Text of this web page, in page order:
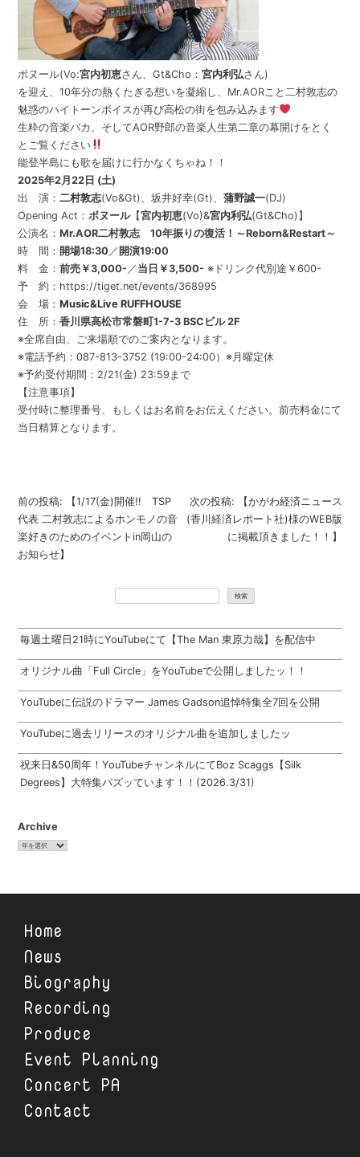
ボヌール(Vo:宮内初恵さん、Gt&Cho：宮内利弘さん)
を迎え、10年分の熱くたぎる想いを凝縮し、Mr.AORこと二村敦志の
魅惑のハイトーンボイスが再び高松の街を包み込みます
生粋の音楽バカ、そしてAOR野郎の音楽人生第二章の幕開けをとく
とご覧ください
能登半島にも歌を届けに行かなくちゃね！！
2025年2月22日 (土)
出 演：二村敦志(Vo&Gt)、坂井好幸(Gt)、蒲野誠一(DJ)
Opening Act： ボヌール【宮内初恵(Vo)&宮内利弘(Gt&Cho)】
公演名：Mr.AOR二村敦志 10年振りの復活！～Reborn&Restart～
時 間： 開場18:30 ／ 開演19:00
料 金：前売￥3,000- ／ 当日￥3,500- ※ドリンク代別途￥600-
予 約：https://tiget.net/events/368995
会 場：Music&Live RUFFHOUSE
住 所：香川県高松市常磐町1-7-3 BSCビル 2F
※全席自由、ご来場順でのご案内となります。
※電話予約：087-813-3752 (19:00-24:00）※月曜定休
※予約受付期間：2/21(金) 23:59まで
【注意事項】
受付時に整理番号、もしくはお名前をお伝えください。前売料金にて
当日精算となります。
投
稿
ナ
ビ
ン
前の投稿:
【1/17(金)開催!! TSP
代表 二村敦志によるホンモノの音
楽好きのためのイベントin岡山の
お知らせ】
次の投稿:
【かがわ経済ニュース
(香川経済レポート社)様のWEB版
に掲載頂きました！！】
検索
毎週土曜日21時にYouTubeにて【The Man 東原力哉】を配信中
オリジナル曲「Full Circle」をYouTubeで公開しましたッ！！
YouTubeに伝説のドラマー James Gadson追悼特集全7回を公開
YouTubeに過去リリースのオリジナル曲を追加しましたッ
祝来日&50周年！YouTubeチャンネルにてBoz Scaggs【Silk
Degrees】大特集バズッています！！(2026.3/31)
Archive
ア
イ
Home
News
Biography
Recording
Produce
Event Planning
Concert PA
Contact